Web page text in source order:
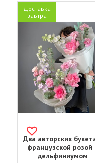
Доставка
завтра
Два авторских
французской розой
дельфиниумом